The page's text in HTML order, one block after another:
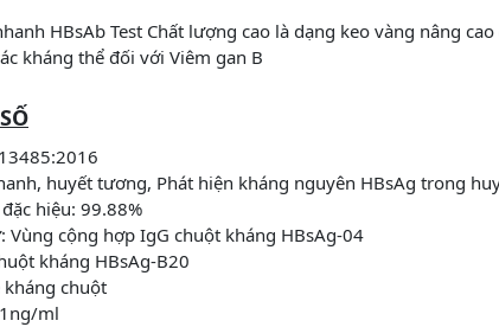
HBsAb Test Chất lượng cao là dạng keo vàng nâng
kháng thể đối với Viêm gan B
huyết tương, Phát hiện kháng nguyên HBsAg trong
hiệu: 99.88%
Vùng cộng hợp IgG chuột kháng HBsAg-04
kháng HBsAg-B20
kháng chuột
ml